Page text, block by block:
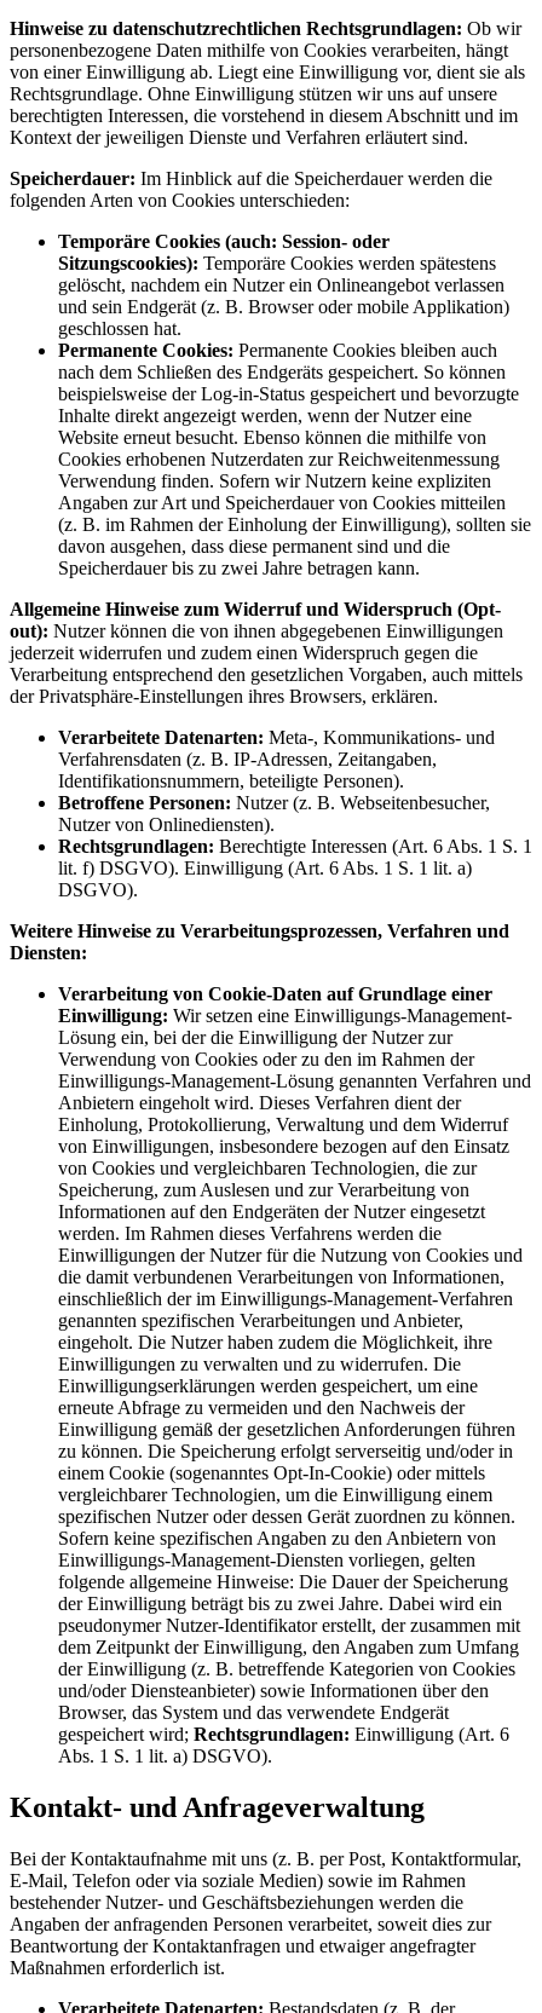
Hinweise zu datenschutzrechtlichen Rechtsgrundlagen: Ob wir
personenbezogene Daten mithilfe von Cookies verarbeiten, hängt
von einer Einwilligung ab. Liegt eine Einwilligung vor, dient sie als
Rechtsgrundlage. Ohne Einwilligung stützen wir uns auf unsere
berechtigten Interessen, die vorstehend in diesem Abschnitt und im
Kontext der jeweiligen Dienste und Verfahren erläutert sind.
Speicherdauer: Im Hinblick auf die Speicherdauer werden die
folgenden Arten von Cookies unterschieden:
Temporäre Cookies (auch: Session- oder
Sitzungscookies): Temporäre Cookies werden spätestens
gelöscht, nachdem ein Nutzer ein Onlineangebot verlassen
und sein Endgerät (z. B. Browser oder mobile Applikation)
geschlossen hat.
Permanente Cookies: Permanente Cookies bleiben auch
nach dem Schließen des Endgeräts gespeichert. So können
beispielsweise der Log-in-Status gespeichert und bevorzugte
Inhalte direkt angezeigt werden, wenn der Nutzer eine
Website erneut besucht. Ebenso können die mithilfe von
Cookies erhobenen Nutzerdaten zur Reichweitenmessung
Verwendung finden. Sofern wir Nutzern keine expliziten
Angaben zur Art und Speicherdauer von Cookies mitteilen
(z. B. im Rahmen der Einholung der Einwilligung), sollten sie
davon ausgehen, dass diese permanent sind und die
Speicherdauer bis zu zwei Jahre betragen kann.
Allgemeine Hinweise zum Widerruf und Widerspruch (Opt-
out): Nutzer können die von ihnen abgegebenen Einwilligungen
jederzeit widerrufen und zudem einen Widerspruch gegen die
Verarbeitung entsprechend den gesetzlichen Vorgaben, auch mittels
der Privatsphäre-Einstellungen ihres Browsers, erklären.
Verarbeitete Datenarten: Meta-, Kommunikations- und
Verfahrensdaten (z. B. IP-Adressen, Zeitangaben,
Identifikationsnummern, beteiligte Personen).
Betroffene Personen: Nutzer (z. B. Webseitenbesucher,
Nutzer von Onlinediensten).
Rechtsgrundlagen: Berechtigte Interessen (Art. 6 Abs. 1 S. 1
lit. f) DSGVO). Einwilligung (Art. 6 Abs. 1 S. 1 lit. a)
DSGVO).
Weitere Hinweise zu Verarbeitungsprozessen, Verfahren und
Diensten:
Verarbeitung von Cookie-Daten auf Grundlage einer
Einwilligung: Wir setzen eine Einwilligungs-Management-
Lösung ein, bei der die Einwilligung der Nutzer zur
Verwendung von Cookies oder zu den im Rahmen der
Einwilligungs-Management-Lösung genannten Verfahren und
Anbietern eingeholt wird. Dieses Verfahren dient der
Einholung, Protokollierung, Verwaltung und dem Widerruf
von Einwilligungen, insbesondere bezogen auf den Einsatz
von Cookies und vergleichbaren Technologien, die zur
Speicherung, zum Auslesen und zur Verarbeitung von
Informationen auf den Endgeräten der Nutzer eingesetzt
werden. Im Rahmen dieses Verfahrens werden die
Einwilligungen der Nutzer für die Nutzung von Cookies und
die damit verbundenen Verarbeitungen von Informationen,
einschließlich der im Einwilligungs-Management-Verfahren
genannten spezifischen Verarbeitungen und Anbieter,
eingeholt. Die Nutzer haben zudem die Möglichkeit, ihre
Einwilligungen zu verwalten und zu widerrufen. Die
Einwilligungserklärungen werden gespeichert, um eine
erneute Abfrage zu vermeiden und den Nachweis der
Einwilligung gemäß der gesetzlichen Anforderungen führen
zu können. Die Speicherung erfolgt serverseitig und/oder in
einem Cookie (sogenanntes Opt-In-Cookie) oder mittels
vergleichbarer Technologien, um die Einwilligung einem
spezifischen Nutzer oder dessen Gerät zuordnen zu können.
Sofern keine spezifischen Angaben zu den Anbietern von
Einwilligungs-Management-Diensten vorliegen, gelten
folgende allgemeine Hinweise: Die Dauer der Speicherung
der Einwilligung beträgt bis zu zwei Jahre. Dabei wird ein
pseudonymer Nutzer-Identifikator erstellt, der zusammen mit
dem Zeitpunkt der Einwilligung, den Angaben zum Umfang
der Einwilligung (z. B. betreffende Kategorien von Cookies
und/oder Diensteanbieter) sowie Informationen über den
Browser, das System und das verwendete Endgerät
gespeichert wird; Rechtsgrundlagen: Einwilligung (Art. 6
Abs. 1 S. 1 lit. a) DSGVO).
Kontakt- und Anfrageverwaltung
Bei der Kontaktaufnahme mit uns (z. B. per Post, Kontaktformular,
E-Mail, Telefon oder via soziale Medien) sowie im Rahmen
bestehender Nutzer- und Geschäftsbeziehungen werden die
Angaben der anfragenden Personen verarbeitet, soweit dies zur
Beantwortung der Kontaktanfragen und etwaiger angefragter
Maßnahmen erforderlich ist.